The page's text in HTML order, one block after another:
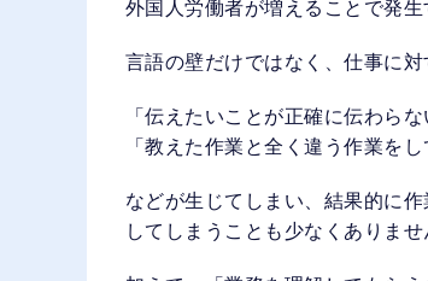
外国人労働者が増えることで発生
言語の壁だけではなく、仕事に
「伝えたいことが正確に伝わらな
「教えた作業と全く違う作業をし
などが生じてしまい、結果的に
してしまうことも少なくありませ